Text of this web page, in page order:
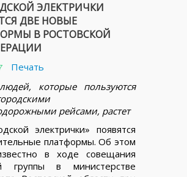
ЭЛЕКТРИЧКИ
ДВЕ НОВЫЕ
В РОСТОВСКОЙ
Печать
которые пользуются
рейсами, растет
электрички» появятся
платформы. Об этом
в ходе совещания
группы в министерстве